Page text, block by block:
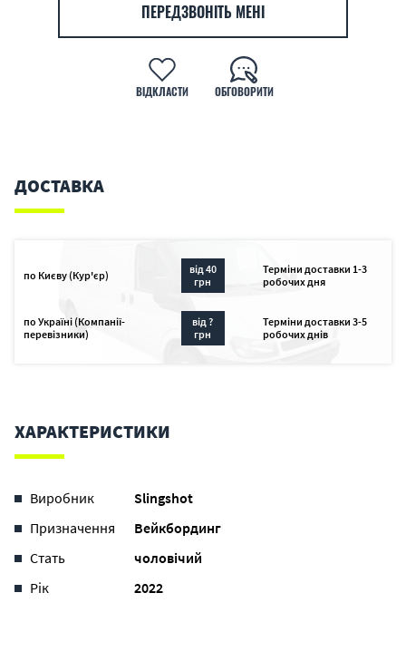
ПЕРЕДЗВОНІТЬ МЕНІ
ВІДКЛАСТИ ОБГОВОРИТИ
ДОСТАВКА
по Києву (Кур'єр)
від 40
грн
Терміни доставки 1-3
робочих дня
по Україні (Компанії-
перевізники)
від ?
грн
Терміни доставки 3-5
робочих днів
ХАРАКТЕРИСТИКИ
Виробник
Slingshot
Призначення
Вейкбординг
Стать
чоловічий
Рік
2022